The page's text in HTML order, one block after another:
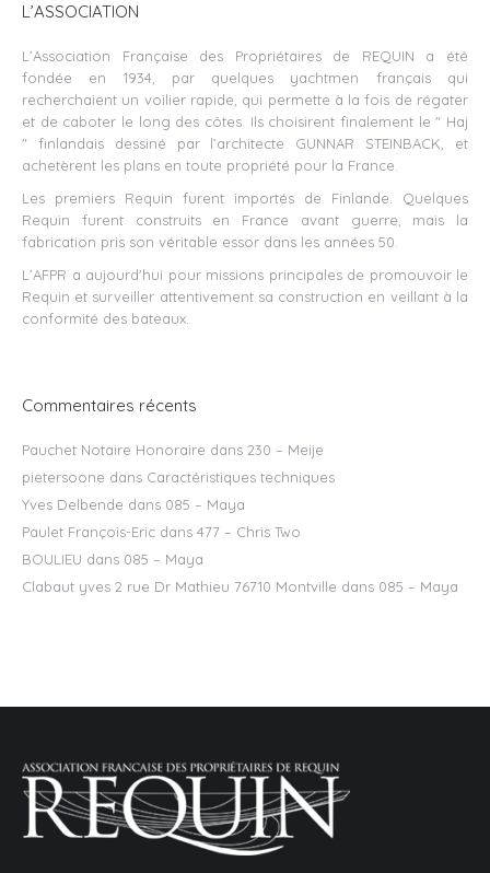
L’ASSOCIATION
L’Association Française des Propriétaires de REQUIN a été
fondée en 1934, par quelques yachtmen français qui
recherchaient un voilier rapide, qui permette à la fois de régater
et de caboter le long des côtes. Ils choisirent finalement le " Haj
" finlandais dessiné par l’architecte GUNNAR STEINBACK, et
achetèrent les plans en toute propriété pour la France.
Les premiers Requin furent importés de Finlande. Quelques
Requin furent construits en France avant guerre, mais la
fabrication pris son véritable essor dans les années 50.
L’AFPR a aujourd'hui pour missions principales de promouvoir le
Requin et surveiller attentivement sa construction en veillant à la
conformité des bateaux.
Commentaires récents
Pauchet Notaire Honoraire dans 230 – Meije
pietersoone dans Caractéristiques techniques
Yves Delbende dans 085 – Maya
Paulet François-Eric dans 477 – Chris Two
BOULIEU dans 085 – Maya
Clabaut yves 2 rue Dr Mathieu 76710 Montville dans 085 – Maya